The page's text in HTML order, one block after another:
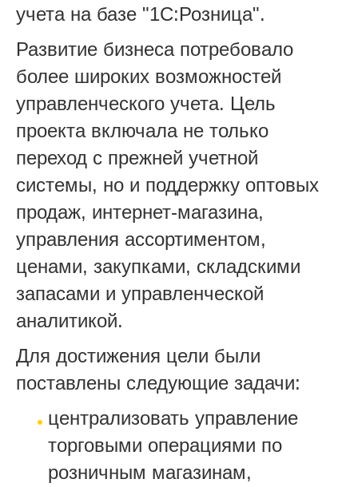
учета на базе "1С:Розница".
Развитие бизнеса потребовало
более широких возможностей
управленческого учета. Цель
проекта включала не только
переход с прежней учетной
системы, но и поддержку оптовых
продаж, интернет-магазина,
управления ассортиментом,
ценами, закупками, складскими
запасами и управленческой
аналитикой.
Для достижения цели были
поставлены следующие задачи:
централизовать управление
торговыми операциями по
розничным магазинам,